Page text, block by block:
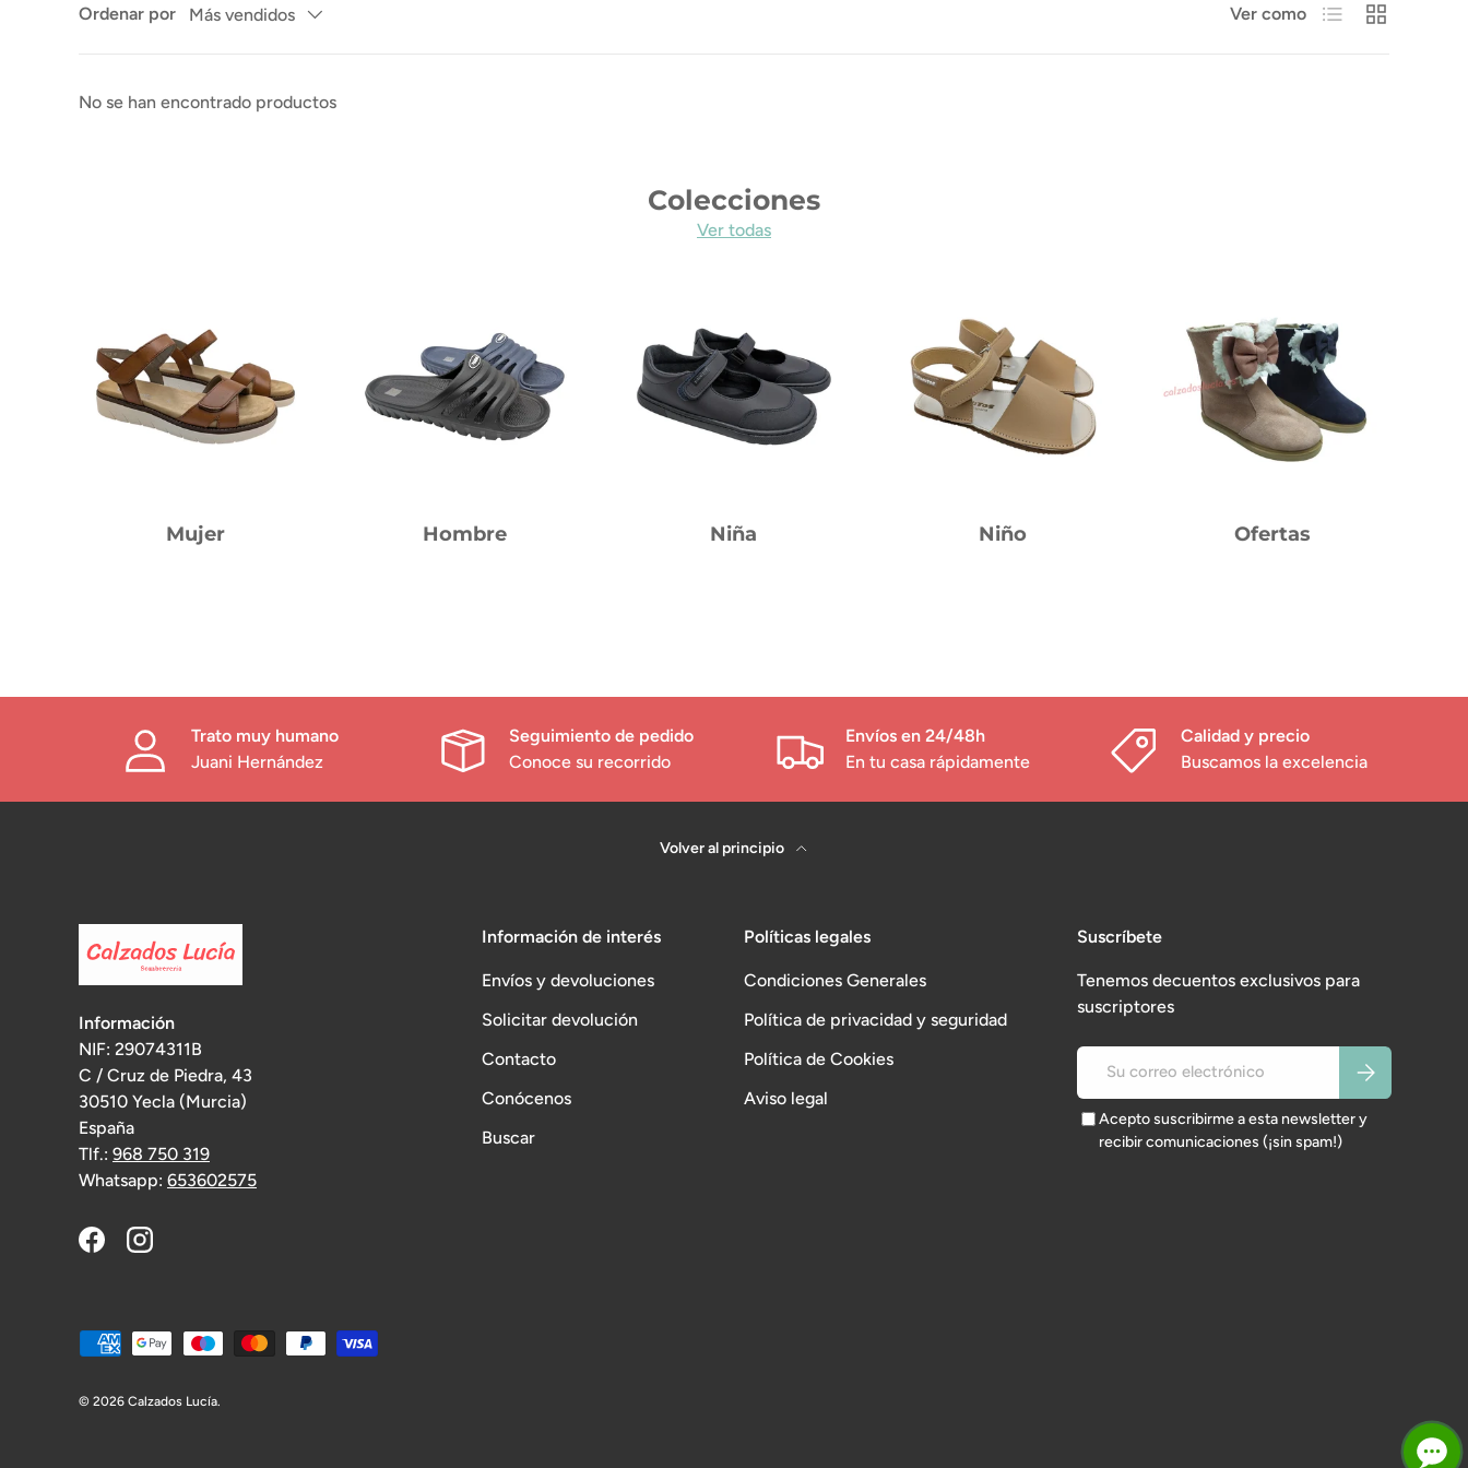
Ordenar por Más vendidos Ver como Lista Cuadrícula
No se han encontrado productos
Colecciones
Ver todas
Mujer Hombre Niña Niño Ofertas
Trato muy humano
Juani Hernández
Seguimiento de pedido
Conoce su recorrido
Envíos en 24/48h
En tu casa rápidamente
Calidad y precio
Buscamos la excelencia
Volver al principio
Información
NIF: 29074311B
C / Cruz de Piedra, 43
30510 Yecla (Murcia)
España
Tlf.: 968 750 319
Whatsapp: 653602575
FacebookInstagram
Información de interés
Envíos y devoluciones
Solicitar devolución
Contacto
Conócenos
Buscar
Políticas legales
Condiciones Generales
Política de privacidad y seguridad
Política de Cookies
Aviso legal
Suscríbete
Tenemos decuentos exclusivos para
suscriptores
Correo electrónico Suscribirse
Acepto suscribirme a esta newsletter y
recibir comunicaciones (¡sin spam!)
Formas de pago aceptadas
© 2026 Calzados Lucía.